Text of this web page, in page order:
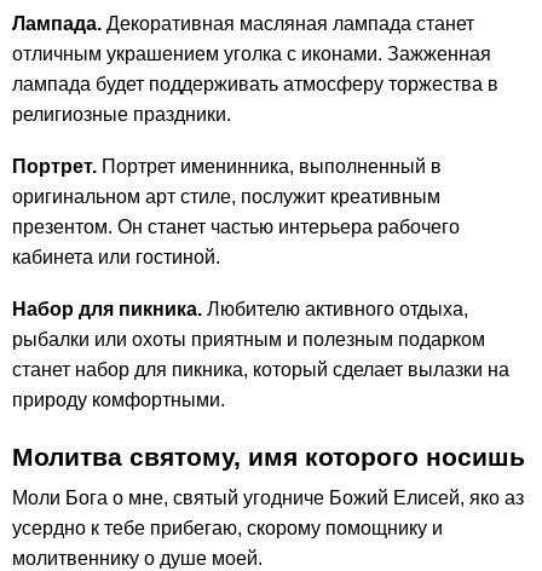
Лампада. Декоративная масляная лампада станет
отличным украшением уголка с иконами. Зажженная
лампада будет поддерживать атмосферу торжества в
религиозные праздники.
Портрет. Портрет именинника, выполненный в
оригинальном арт стиле, послужит креативным
презентом. Он станет частью интерьера рабочего
кабинета или гостиной.
Набор для пикника. Любителю активного отдыха,
рыбалки или охоты приятным и полезным подарком
станет набор для пикника, который сделает вылазки на
природу комфортными.
Молитва святому, имя которого носишь
Моли Бога о мне, святый угодниче Божий Елисей, яко аз
усердно к тебе прибегаю, скорому помощнику и
молитвеннику о душе моей.